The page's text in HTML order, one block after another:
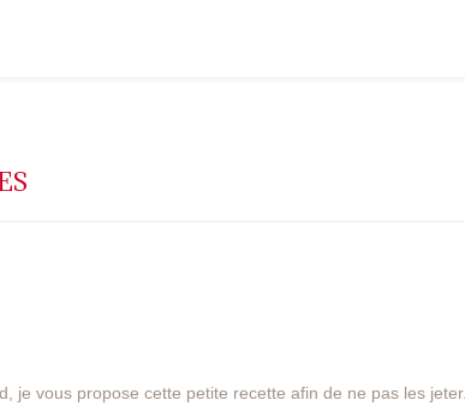
je vous propose cette petite recette afin de ne pas les jeter.